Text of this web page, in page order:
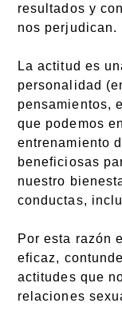
resultados y
nos perjudican.
La actitud es
personalidad
pensamientos,
que podemos
entrenamiento
beneficiosas
nuestro
conductas,
Por esta razón
eficaz,
actitudes que
relaciones